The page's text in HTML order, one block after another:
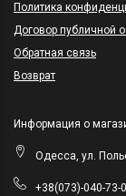
Политика
Договор публичной
Обратная связь
Возврат
Информация о
Одесса, ул.
+38(073)-040-73-